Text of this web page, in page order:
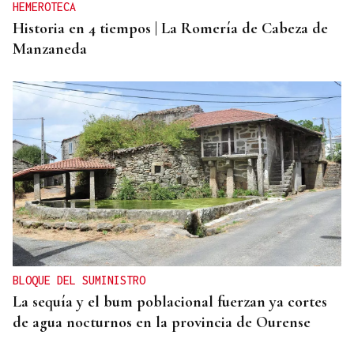
HEMEROTECA
Historia en 4 tiempos | La Romería de Cabeza de
Manzaneda
BLOQUE DEL SUMINISTRO
La sequía y el bum poblacional fuerzan ya cortes
de agua nocturnos en la provincia de Ourense